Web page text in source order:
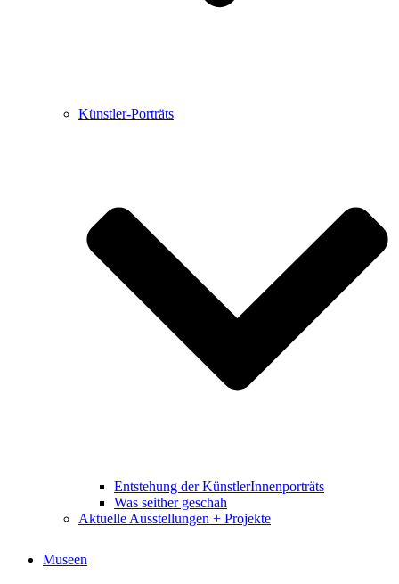
Künstler-Porträts
Entstehung der KünstlerInnenporträts
Was seither geschah
Aktuelle Ausstellungen + Projekte
Museen